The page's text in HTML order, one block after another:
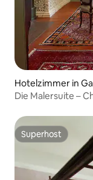
Hotelzimmer in
Die Malersuite –
Superhost
Superhost